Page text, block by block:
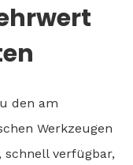
den am
Werkzeugen
schnell verfügbar,